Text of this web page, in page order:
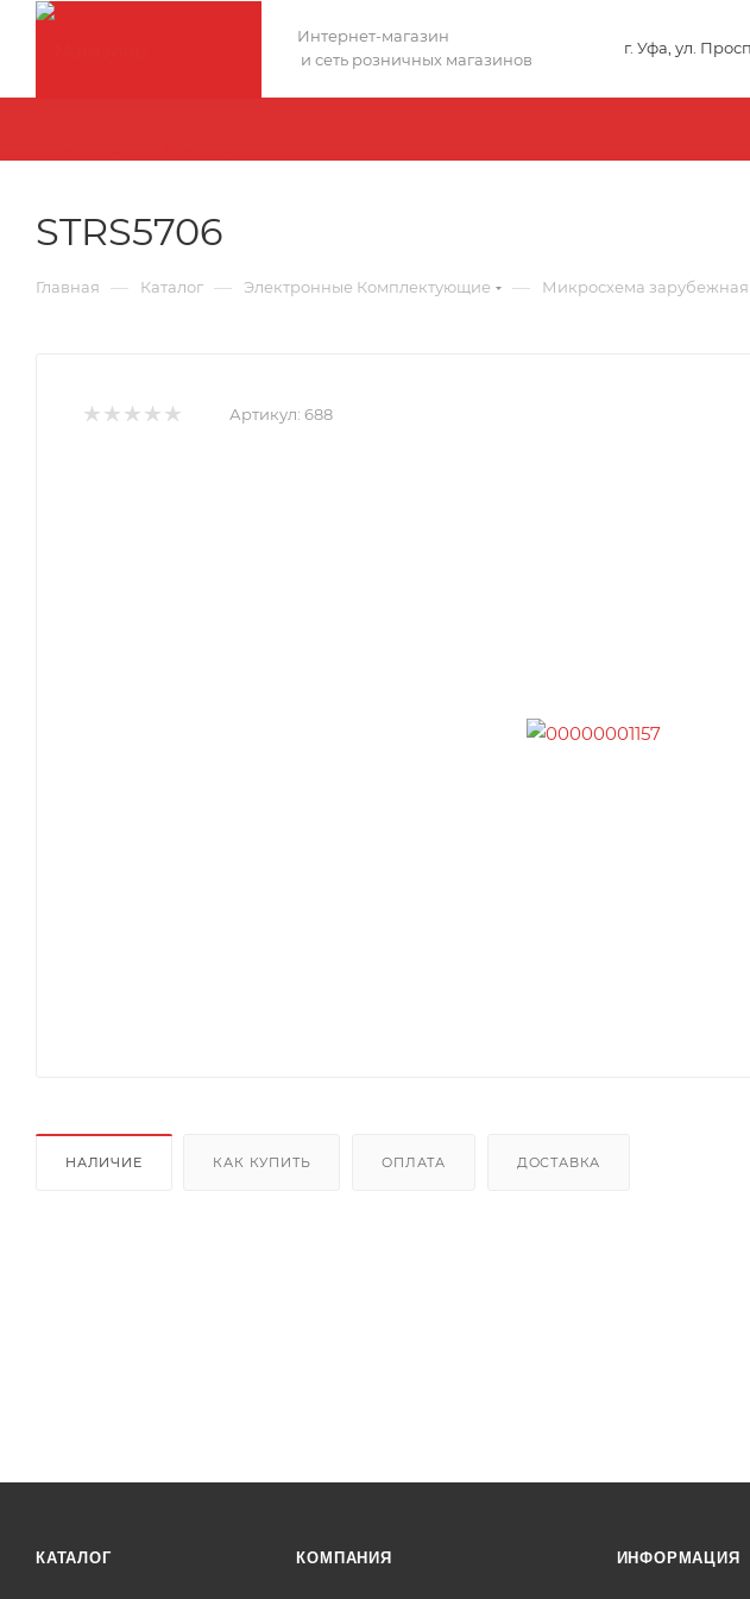
Интернет-магазин
и сеть розничных магазинов
STRS5706
Главная — Каталог — Электронные Комплектующие — Микросхема зарубежная
Артикул: 688
НАЛИЧИЕ КАК КУПИТЬ ОПЛАТА ДОСТАВКА
КАТАЛОГ КОМПАНИЯ ИНФОРМАЦИЯ